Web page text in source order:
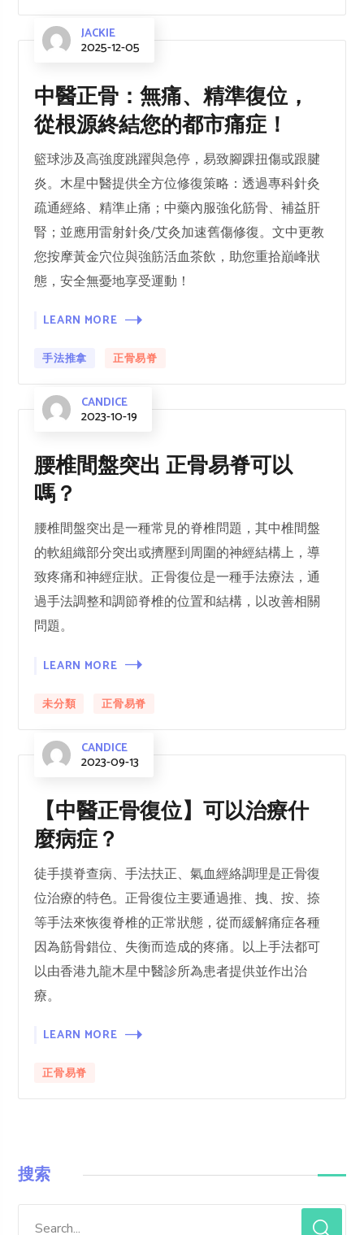
JACKIE
2025-12-05
中醫正骨：無痛、精準復位，
從根源終結您的都市痛症！
籃球涉及高強度跳躍與急停，易致腳踝扭傷或跟腱
炎。木星中醫提供全方位修復策略：透過專科針灸
疏通經絡、精準止痛；中藥內服強化筋骨、補益肝
腎；並應用雷射針灸/艾灸加速舊傷修復。文中更教
您按摩黃金穴位與強筋活血茶飲，助您重拾巔峰狀
態，安全無憂地享受運動！
LEARN MORE
手法推拿 正骨易脊
CANDICE
2023-10-19
腰椎間盤突出 正骨易脊可以
嗎？
腰椎間盤突出是一種常見的脊椎問題，其中椎間盤
的軟組織部分突出或擠壓到周圍的神經結構上，導
致疼痛和神經症狀。正骨復位是一種手法療法，通
過手法調整和調節脊椎的位置和結構，以改善相關
問題。
LEARN MORE
未分類 正骨易脊
CANDICE
2023-09-13
【中醫正骨復位】可以治療什
麼病症？
徒手摸脊查病、手法扶正、氣血經絡調理是正骨復
位治療的特色。正骨復位主要通過推、拽、按、捺
等手法來恢復脊椎的正常狀態，從而緩解痛症各種
因為筋骨錯位、失衡而造成的疼痛。以上手法都可
以由香港九龍木星中醫診所為患者提供並作出治
療。
LEARN MORE
正骨易脊
搜索